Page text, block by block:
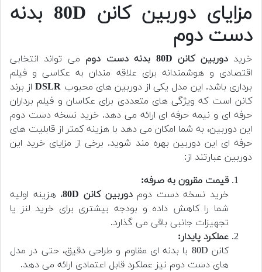
مزایای دوربین کانن 80D بدنه
دست دوم
خریددوربین کانن 80D بدنه دست دوم
می تواند انتخابی
اقتصادی و هوشمندانه برای علاقه مندان به عکاسی و فیلم
برداری باشد. این مدل یکی از دوربین های محبوب DSLRاز برند
کانن است که ویژگی های متعددی برای عکاسان و فیلم برداران
حرفه ای و نیمه حرفه ای ارائه می دهد. خرید نسخه دست دوم
این دوربین، به شما امکان می دهد با هزینه کمتر از قابلیت های
حرفه ای این دوربین بهره مند شوید. برخی از مزایای خرید این
دوربین عبارتند از:
قیمت مقرون به صرفه:
خرید نسخه دست دومدوربین کانن 80D
، هزینه اولیه
شما را کاهش داده و بودجه بیشتری برای خرید لنز یا
تجهیزات جانبی باقی می گذارد.
عملکرد پایدار:
کانن 80D با بدنه ای مقاوم و طراحی دقیق، حتی در مدل
های دست دوم نیز عملکرد قابل اعتمادی ارائه می دهد.